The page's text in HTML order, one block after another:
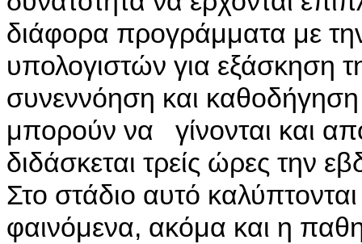
διάφορα προγράμματα με
υπολογιστών για εξάσκηση
συνεννόηση και καθοδήγηση
μπορούν να γίνονται και
διδάσκεται τρείς ώρες την
Στο στάδιο αυτό
φαινόμενα, ακόμα και η